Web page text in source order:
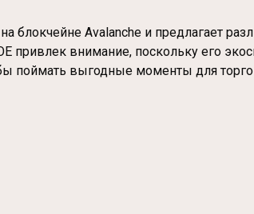
блокчейне Avalanche и предлагает
внимание, поскольку его
поймать выгодные моменты для